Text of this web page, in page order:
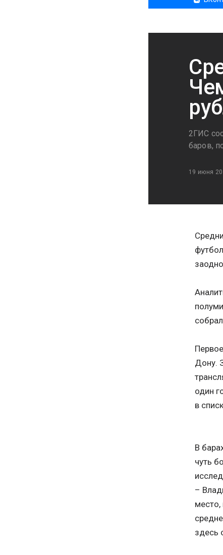
2ГИС
баров,
19 июня
Дону.
один
в
В
чуть
–
место,
здесь